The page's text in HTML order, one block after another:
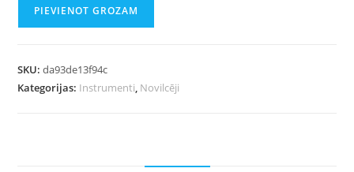
PIEVIENOT GROZAM
SKU:da93de13f94c
Kategorijas: Instrumenti, Novilcēji